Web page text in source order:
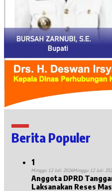
Berita Populer
1
Minggu 12 Juli 2026Minggu 12 Juli
Anggota DPRD Tanggamus Fraksi PKB Nuzul Irsan
Laksanakan